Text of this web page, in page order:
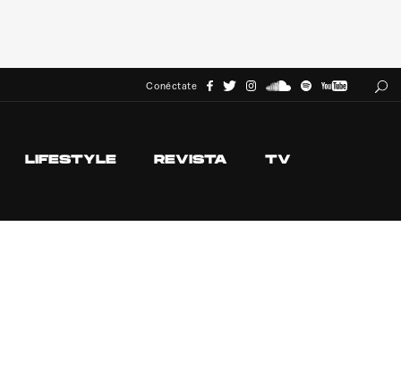
Conéctate
LIFESTYLE REVISTA TV